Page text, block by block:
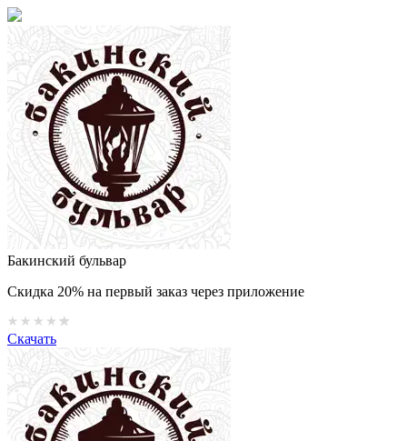
Бакинский бульвар
Скидка 20% на первый заказ через приложение
Скачать